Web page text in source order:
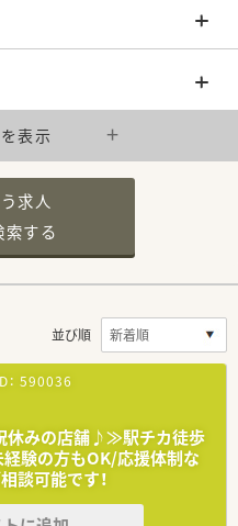
表示
求人
索する
並び順
590036
休みの店舗♪≫駅チカ徒歩
験の方もOK/応援体制な
談可能です！